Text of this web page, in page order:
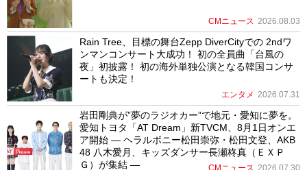
CMニュース 2026.08.03
Rain Tree、目標の舞台Zepp DiverCityでの 2ndワ
ンマンコンサート大成功！ 初の全員曲「台風の
夜」初披露！ 初の海外単独公演となる韓国コンサ
ートも決定！
エンタメ 2026.07.31
岩田剛典が”夢のラジオカー”で地元・愛知に夢を。
愛知トヨタ「AT Dream」新TVCM、8月1日オンエ
ア開始 ― ヘラルボニー松田崇弥・松田文登、AKB
48 八木愛月、キッズダンサー長瀬柊真（ＥＸＰ
Ｇ）が集結 ―
CMニュース 2026.07.30